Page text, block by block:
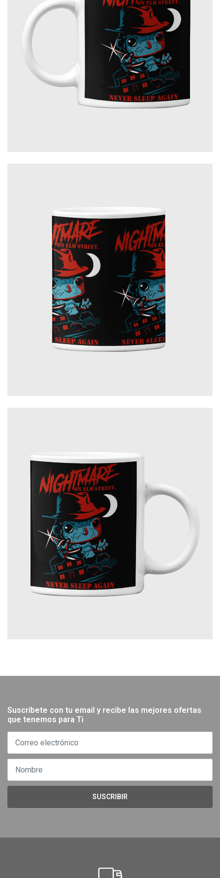
Suscríbete con tu email y recibe las mejores ofertas
que tenemos para Ti
SUSCRIBIR